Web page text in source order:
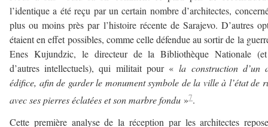
l’identique a été reçu par un certain nombre d’architectes,
plus ou moins près par l’histoire récente de Sarajevo. D’autres
étaient en effet possibles, comme celle défendue au sortir de la
Enes Kujundzic, le directeur de la Bibliothèque Nationale
d’autres intellectuels), qui militait pour «la construction d’un
édifice, afin de garder le monument symbole de la ville à l’état de
avec ses pierres éclatées et son marbre fondu »7.
Cette première analyse de la réception par les architectes